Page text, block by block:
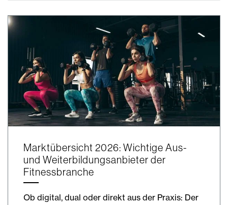
Marktübersicht 2026: Wichtige Aus-
und Weiterbildungsanbieter der
Fitnessbranche
Ob digital, dual oder direkt aus der Praxis: Der